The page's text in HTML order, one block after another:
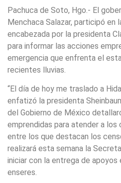
Pachuca de Soto, Hgo.- El
Menchaca Salazar, participó en
encabezada por la presidenta
para informar las acciones
emergencia que enfrenta el
recientes lluvias.
“El día de hoy me traslado a
enfatizó la presidenta
del Gobierno de México
emprendidas para atender a
entre los que destacan los
realizará esta semana la
iniciar con la entrega de apoyos
enseres.